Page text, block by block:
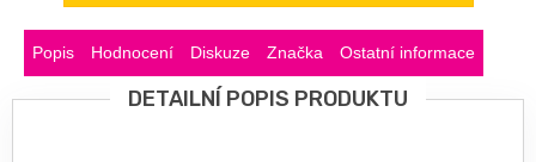
Popis Hodnocení Diskuze Značka Ostatní informace
DETAILNÍ POPIS PRODUKTU